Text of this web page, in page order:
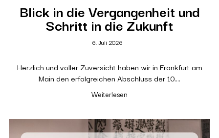
Blick in die Vergangenheit und
Schritt in die Zukunft
6. Juli 2026
Herzlich und voller Zuversicht haben wir in Frankfurt am
Main den erfolgreichen Abschluss der 10….
Weiterlesen